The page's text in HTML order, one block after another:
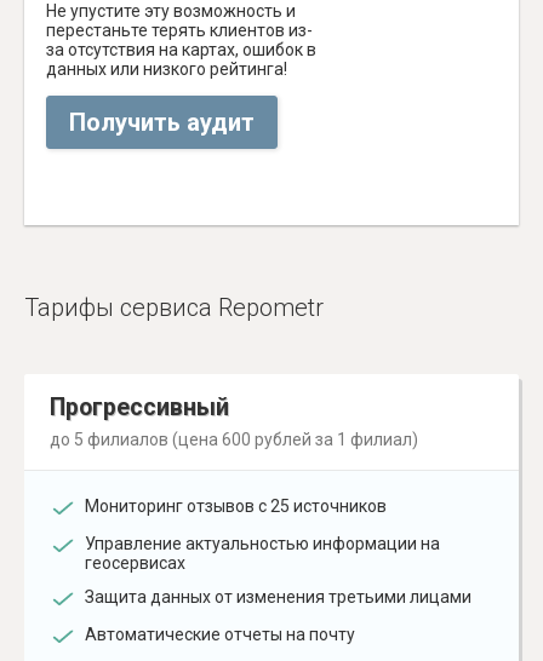
Не упустите эту возможность и
перестаньте терять клиентов из-
за отсутствия на картах, ошибок в
данных или низкого рейтинга!
Получить аудит
Тарифы сервиса Repometr
Прогрессивный
до 5 филиалов (цена 600 рублей за 1 филиал)
Мониторинг отзывов с 25 источников
Управление актуальностью информации на
геосервисах
Защита данных от изменения третьими лицами
Автоматические отчеты на почту